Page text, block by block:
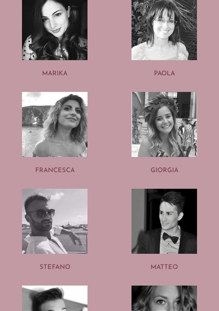
MARIKA PAOLA
FRANCESCA GIORGIA
STEFANO MATTEO